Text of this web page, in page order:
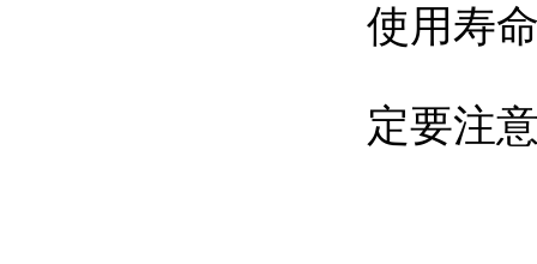
使用寿
定要注